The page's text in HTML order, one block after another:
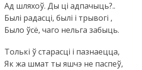
Ад шляхоў. Ды ці адпачыць?..
Былі радасці, былі і трывогі ,
Было ўсё, чаго нельга забыць.
Толькі ў старасці і пазнаецца,
Як жа шмат ты яшчэ не паспеў,